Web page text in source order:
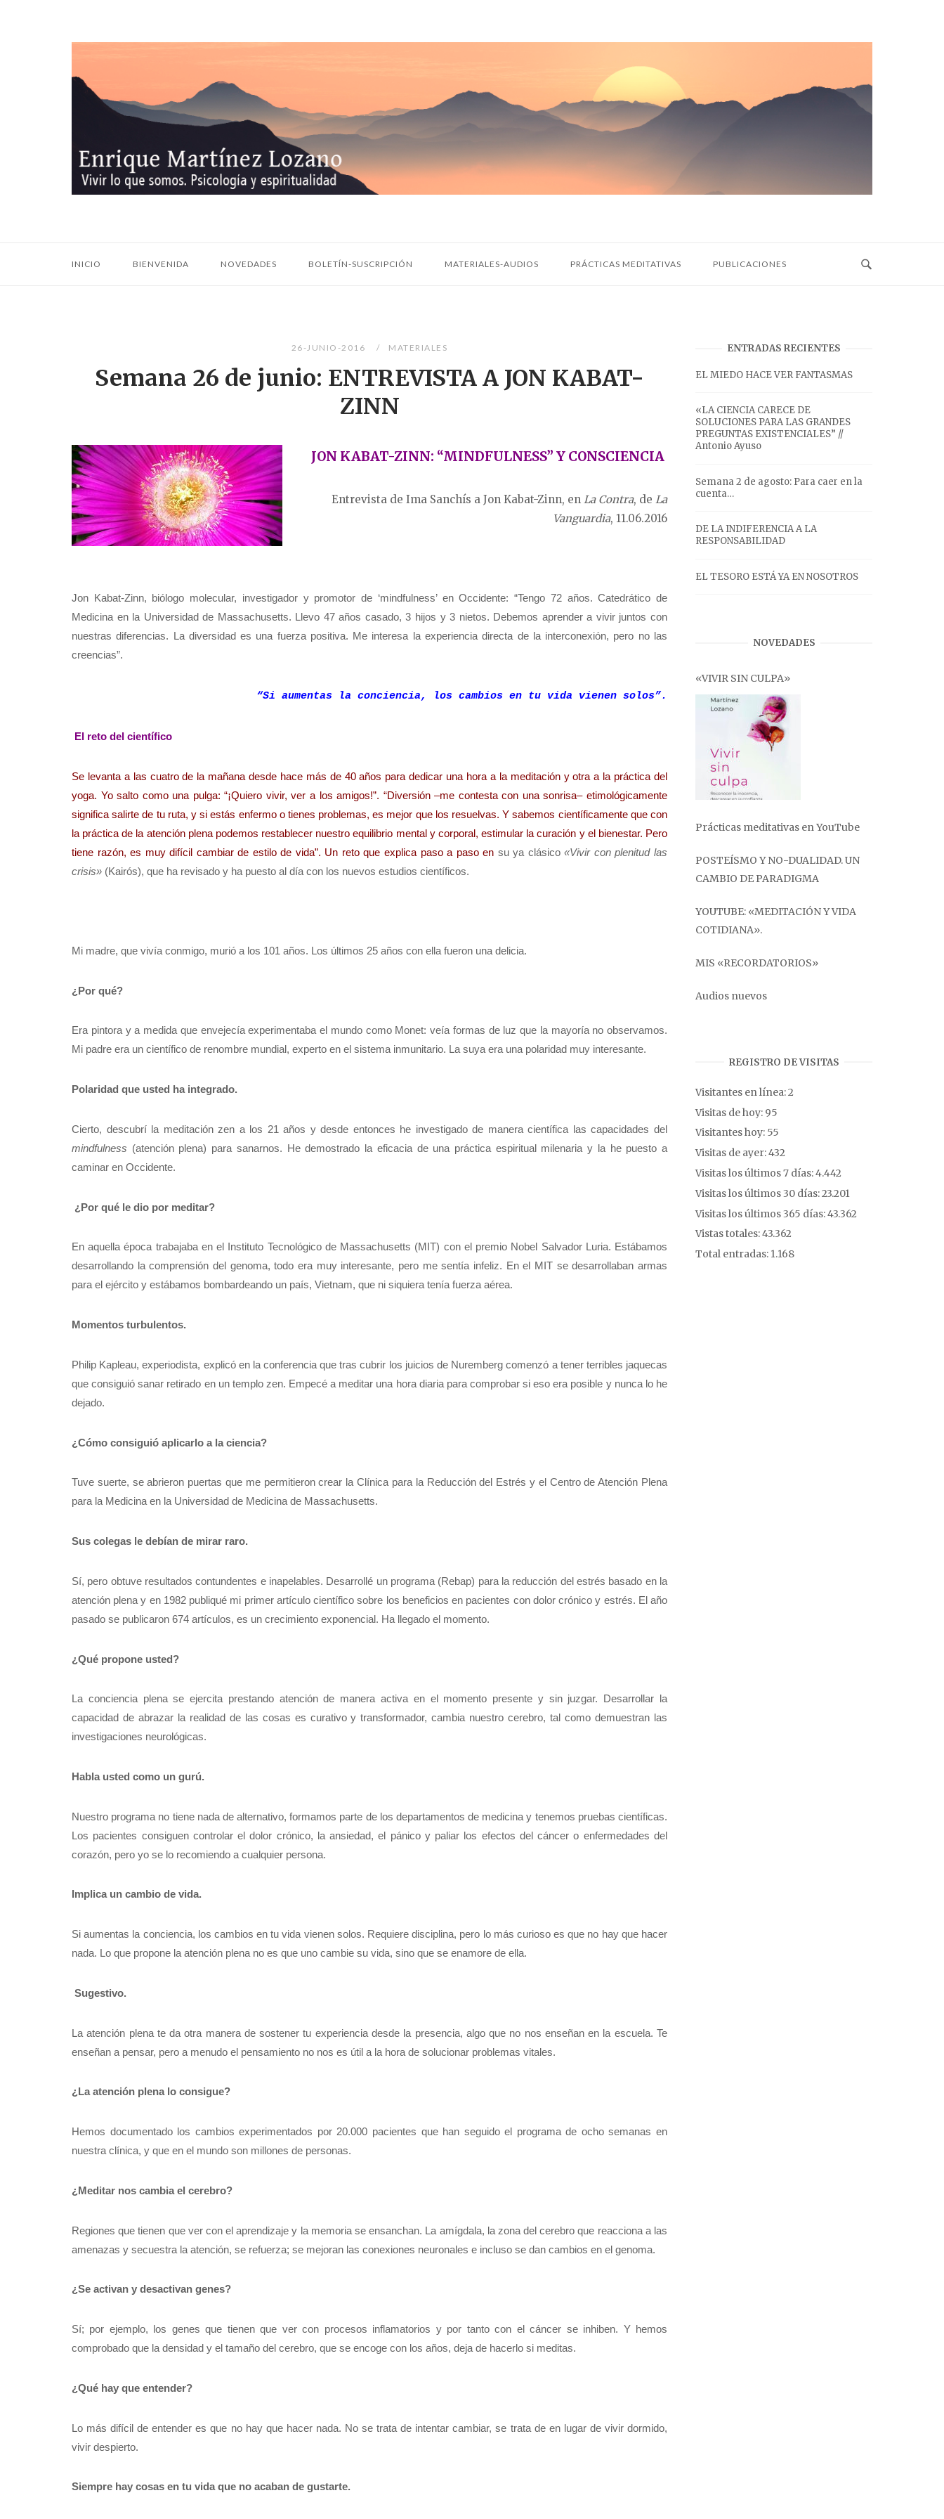
INICIO BIENVENIDA NOVEDADES BOLETÍN-SUSCRIPCIÓN MATERIALES-AUDIOS PRÁCTICAS MEDITATIVAS PUBLICACIONES
26-JUNIO-2016 MATERIALES
Semana 26 de junio: ENTREVISTA A JON KABAT-
ZINN
JON KABAT-ZINN: “MINDFULNESS” Y CONSCIENCIA
Entrevista de Ima Sanchís a Jon Kabat-Zinn, en La Contra, de La
Vanguardia, 11.06.2016
Jon Kabat-Zinn, biólogo molecular, investigador y promotor de ‘mindfulness’ en Occidente: “Tengo 72 años. Catedrático de
Medicina en la Universidad de Massachusetts. Llevo 47 años casado, 3 hijos y 3 nietos. Debemos aprender a vivir juntos con
nuestras diferencias. La diversidad es una fuerza positiva. Me interesa la experiencia directa de la interconexión, pero no las
creencias”.
“Si aumentas la conciencia, los cambios en tu vida vienen solos”.
El reto del científico
Se levanta a las cuatro de la mañana desde hace más de 40 años para dedicar una hora a la meditación y otra a la práctica del
yoga. Yo salto como una pulga: “¡Quiero vivir, ver a los amigos!”. “Diversión –me contesta con una sonrisa– etimológicamente
significa salirte de tu ruta, y si estás enfermo o tienes problemas, es mejor que los resuelvas. Y sabemos científicamente que con
la práctica de la atención plena podemos restablecer nuestro equilibrio mental y corporal, estimular la curación y el bienestar. Pero
tiene razón, es muy difícil cambiar de estilo de vida”. Un reto que explica paso a paso en su ya clásico«Vivir con plenitud las
crisis» (Kairós), que ha revisado y ha puesto al día con los nuevos estudios científicos.
Mi madre, que vivía conmigo, murió a los 101 años. Los últimos 25 años con ella fueron una delicia.
¿Por qué?
Era pintora y a medida que envejecía experimentaba el mundo como Monet: veía formas de luz que la mayoría no observamos.
Mi padre era un científico de renombre mundial, experto en el sistema inmunitario. La suya era una polaridad muy interesante.
Polaridad que usted ha integrado.
Cierto, descubrí la meditación zen a los 21 años y desde entonces he investigado de manera científica las capacidades del
mindfulness (atención plena) para sanarnos. He demostrado la eficacia de una práctica espiritual milenaria y la he puesto a
caminar en Occidente.
¿Por qué le dio por meditar?
En aquella época trabajaba en el Instituto Tecnológico de Massachusetts (MIT) con el premio Nobel Salvador Luria. Estábamos
desarrollando la comprensión del genoma, todo era muy interesante, pero me sentía infeliz. En el MIT se desarrollaban armas
para el ejército y estábamos bombardeando un país, Vietnam, que ni siquiera tenía fuerza aérea.
Momentos turbulentos.
Philip Kapleau, experiodista, explicó en la conferencia que tras cubrir los juicios de Nuremberg comenzó a tener terribles jaquecas
que consiguió sanar retirado en un templo zen. Empecé a meditar una hora diaria para comprobar si eso era posible y nunca lo he
dejado.
¿Cómo consiguió aplicarlo a la ciencia?
Tuve suerte, se abrieron puertas que me permitieron crear la Clínica para la Reducción del Estrés y el Centro de Atención Plena
para la Medicina en la Universidad de Medicina de Massachusetts.
Sus colegas le debían de mirar raro.
Sí, pero obtuve resultados contundentes e inapelables. Desarrollé un programa (Rebap) para la reducción del estrés basado en la
atención plena y en 1982 publiqué mi primer artículo científico sobre los beneficios en pacientes con dolor crónico y estrés. El año
pasado se publicaron 674 artículos, es un crecimiento exponencial. Ha llegado el momento.
¿Qué propone usted?
La conciencia plena se ejercita prestando atención de manera activa en el momento presente y sin juzgar. Desarrollar la
capacidad de abrazar la realidad de las cosas es curativo y transformador, cambia nuestro cerebro, tal como demuestran las
investigaciones neurológicas.
Habla usted como un gurú.
Nuestro programa no tiene nada de alternativo, formamos parte de los departamentos de medicina y tenemos pruebas científicas.
Los pacientes consiguen controlar el dolor crónico, la ansiedad, el pánico y paliar los efectos del cáncer o enfermedades del
corazón, pero yo se lo recomiendo a cualquier persona.
Implica un cambio de vida.
Si aumentas la conciencia, los cambios en tu vida vienen solos. Requiere disciplina, pero lo más curioso es que no hay que hacer
nada. Lo que propone la atención plena no es que uno cambie su vida, sino que se enamore de ella.
Sugestivo.
La atención plena te da otra manera de sostener tu experiencia desde la presencia, algo que no nos enseñan en la escuela. Te
enseñan a pensar, pero a menudo el pensamiento no nos es útil a la hora de solucionar problemas vitales.
¿La atención plena lo consigue?
Hemos documentado los cambios experimentados por 20.000 pacientes que han seguido el programa de ocho semanas en
nuestra clínica, y que en el mundo son millones de personas.
¿Meditar nos cambia el cerebro?
Regiones que tienen que ver con el aprendizaje y la memoria se ensanchan. La amígdala, la zona del cerebro que reacciona a las
amenazas y secuestra la atención, se refuerza; se mejoran las conexiones neuronales e incluso se dan cambios en el genoma.
¿Se activan y desactivan genes?
Sí; por ejemplo, los genes que tienen que ver con procesos inflamatorios y por tanto con el cáncer se inhiben. Y hemos
comprobado que la densidad y el tamaño del cerebro, que se encoge con los años, deja de hacerlo si meditas.
¿Qué hay que entender?
Lo más difícil de entender es que no hay que hacer nada. No se trata de intentar cambiar, se trata de en lugar de vivir dormido,
vivir despierto.
Siempre hay cosas en tu vida que no acaban de gustarte.
ENTRADAS RECIENTES
EL MIEDO HACE VER FANTASMAS
«LA CIENCIA CARECE DE
SOLUCIONES PARA LAS GRANDES
PREGUNTAS EXISTENCIALES” //
Antonio Ayuso
Semana 2 de agosto: Para caer en la
cuenta…
DE LA INDIFERENCIA A LA
RESPONSABILIDAD
EL TESORO ESTÁ YA EN NOSOTROS
NOVEDADES
«VIVIR SIN CULPA»
Prácticas meditativas en YouTube
POSTEÍSMO Y NO-DUALIDAD. UN
CAMBIO DE PARADIGMA
YOUTUBE: «MEDITACIÓN Y VIDA
COTIDIANA».
MIS «RECORDATORIOS»
Audios nuevos
REGISTRO DE VISITAS
Visitantes en línea:2
Visitas de hoy: 95
Visitantes hoy: 55
Visitas de ayer:432
Visitas los últimos 7 días:4.442
Visitas los últimos 30 días:23.201
Visitas los últimos 365 días:43.362
Vistas totales:43.362
Total entradas: 1.168